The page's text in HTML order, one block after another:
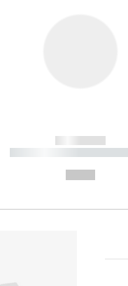
------------
----------- -----------